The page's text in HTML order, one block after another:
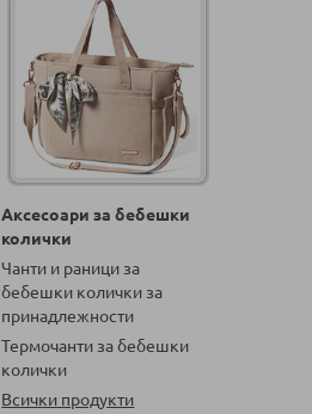
Аксесоари за бебешки
колички
Чанти и раници за
бебешки колички за
принадлежности
Термочанти за бебешки
колички
Всички продукти